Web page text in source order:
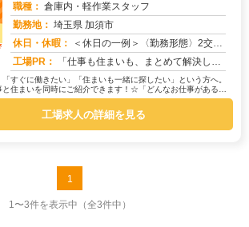
職種： 倉庫内・軽作業スタッフ
勤務地： 埼玉県 加須市
休日・休暇：
＜休日の一例＞〈勤務形態〉2交替〈休日〉土日★ＧＷ・夏季・冬季・年末年始休暇あり★有給休暇あり※配属先により休日・...
工場PR：
「仕事も住まいも、まとめて解決したい！」そんなあなたを応援します。株式会社京栄センターでは、全国の工場求人をご紹介...
すぐに働きたい」「住まいも一緒に探したい」という方へ。
住まいを同時にご紹介できます！☆「どんなお仕事がある
・軽作業な...
工場求人の詳細を見る
1
1〜3件を表示中 （全3件中）